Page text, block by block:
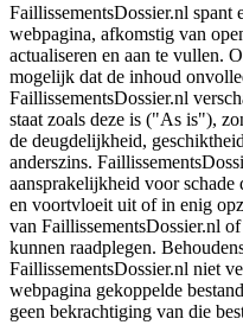
FaillissementsDossier.nl
webpagina, afkomstig van
actualiseren en aan te vullen.
mogelijk dat de inhoud
FaillissementsDossier.nl
staat zoals deze is ("As is"),
de deugdelijkheid,
anderszins.
aansprakelijkheid voor
en voortvloeit uit of in enig
van FaillissementsDossier.nl
kunnen raadplegen.
FaillissementsDossier.nl niet
webpagina gekoppelde
geen bekrachtiging van die